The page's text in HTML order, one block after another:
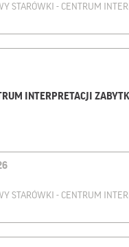
STARÓWKI - CENTRUM
INTERPRETACJI
STARÓWKI - CENTRUM